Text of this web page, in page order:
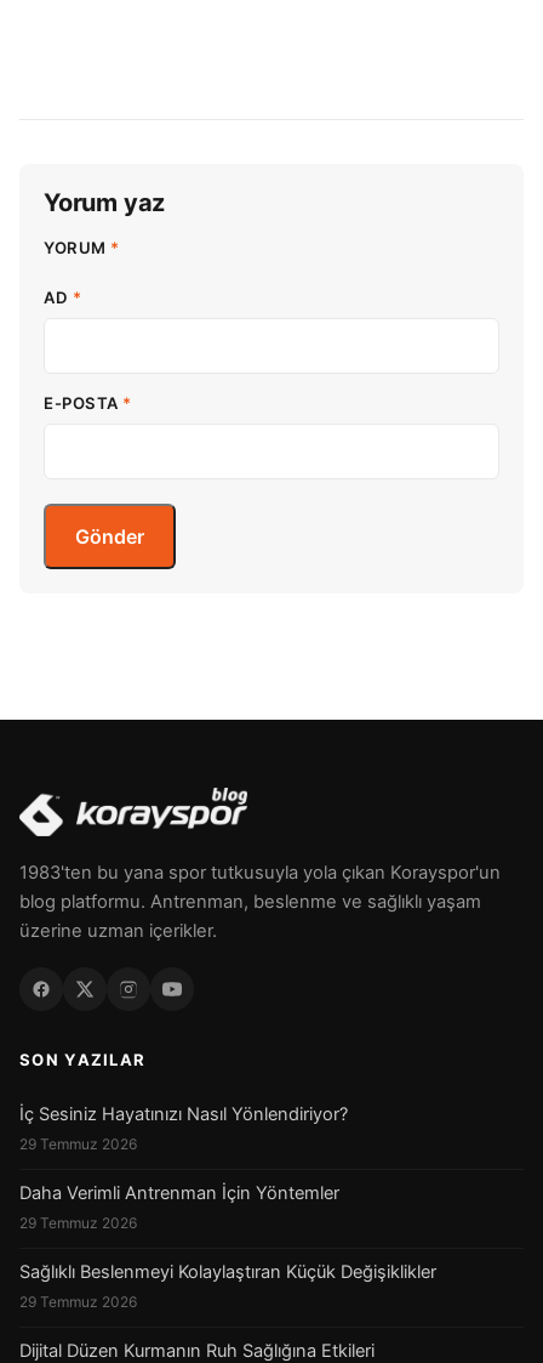
Yorum yaz
YORUM *
AD *
E-POSTA *
1983'ten bu yana spor tutkusuyla yola çıkan Korayspor'un
blog platformu. Antrenman, beslenme ve sağlıklı yaşam
üzerine uzman içerikler.
SON YAZILAR
İç Sesiniz Hayatınızı Nasıl Yönlendiriyor?
29 Temmuz 2026
Daha Verimli Antrenman İçin Yöntemler
29 Temmuz 2026
Sağlıklı Beslenmeyi Kolaylaştıran Küçük Değişiklikler
29 Temmuz 2026
Dijital Düzen Kurmanın Ruh Sağlığına Etkileri